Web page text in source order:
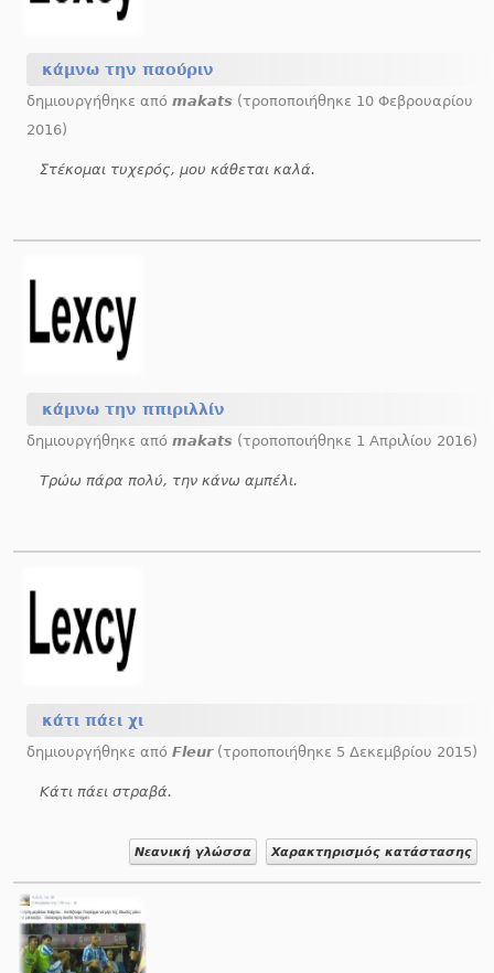
κάμνω την παούριν
δημιουργήθηκε απόmakats (τροποποιήθηκε 10 Φεβρουαρίου
2016)
Στέκομαι τυχερός, μου κάθεται καλά.
κάμνω την ππιριλλίν
δημιουργήθηκε απόmakats (τροποποιήθηκε 1 Απριλίου 2016)
Τρώω πάρα πολύ, την κάνω αμπέλι.
κάτι πάει χι
δημιουργήθηκε απόFleur(τροποποιήθηκε 5 Δεκεμβρίου 2015)
Κάτι πάει στραβά.
Νεανική γλώσσα Χαρακτηρισμός κατάστασης